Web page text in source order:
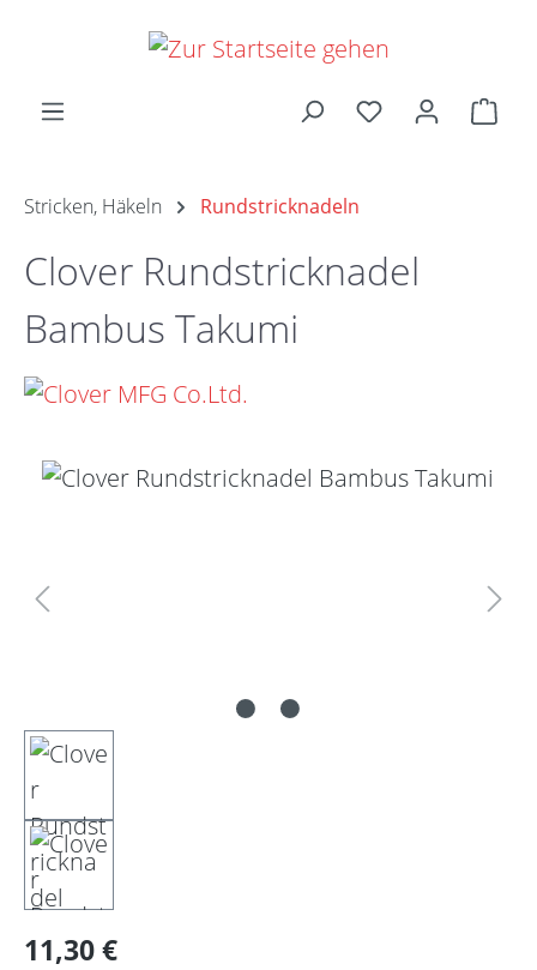
Zum Hauptinhalt springen
Stricken, Häkeln Rundstricknadeln
Clover Rundstricknadel
Bambus Takumi
Bildergalerie überspringen
Regulärer Preis:
11,30 €